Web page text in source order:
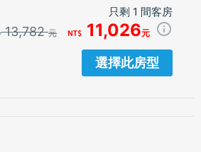
只剩 1 間客房
13,782元 11,026元
選擇此房型